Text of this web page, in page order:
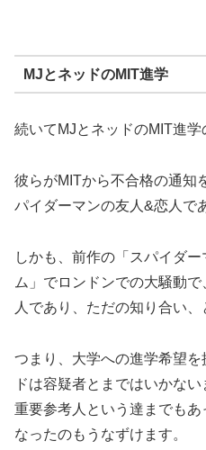
MJとネッドのMIT進学
続いてMJとネッドのMIT進学
彼らがMITから不合格の通知
パイダーマンの友人&恋人で
しかも、前作の「スパイダ
ム」でロンドンでの大騒動
人であり、ただの知り合い
つまり、大学への進学希望
ドは容疑者とまではいかな
重要参考人という達までも
なったのもうなずけます。